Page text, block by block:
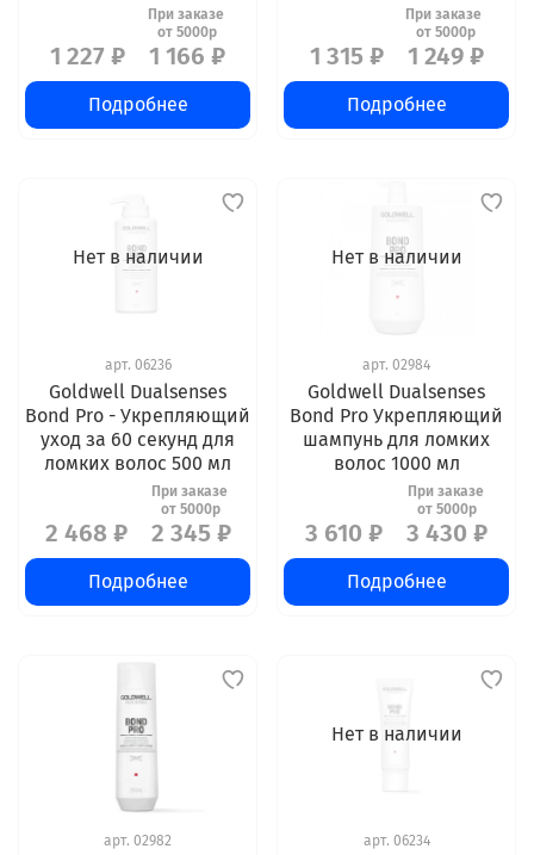
1 227 ₽ 1 166 ₽
Подробнее
1 315 ₽ 1 249 ₽
Подробнее
Нет в наличии
арт. 06236
Goldwell Dualsenses
Bond Pro - Укрепляющий
уход за 60 секунд для
ломких волос 500 мл
2 468 ₽ 2 345 ₽
Подробнее
Нет в наличии
арт. 02984
Goldwell Dualsenses
Bond Pro Укрепляющий
шампунь для ломких
волос 1000 мл
3 610 ₽ 3 430 ₽
Подробнее
арт. 02982
Нет в наличии
арт. 06234